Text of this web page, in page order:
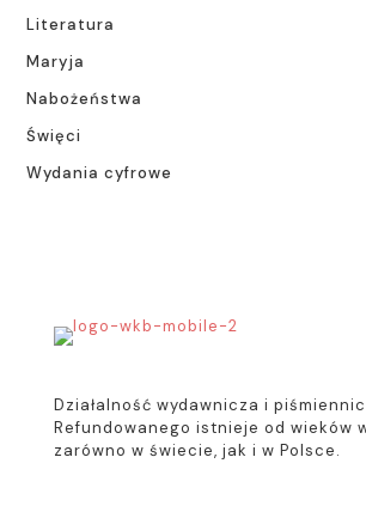
Literatura
Maryja
Nabożeństwa
Święci
Wydania cyfrowe
Działalność wydawnicza i
Refundowanego istnieje od wieków
zarówno w świecie, jak i w Polsce.